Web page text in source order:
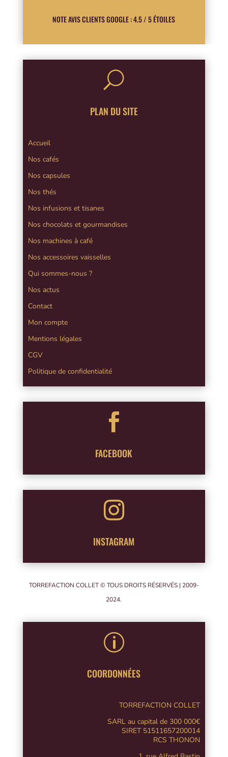
NOTE AVIS CLIENTS GOOGLE : 4.5 / 5 ÉTOILES
U
PLAN DU SITE
Accueil
Nos cafés
Nos capsules
Nos thés
Nos infusions et tisanes
Nos chocolats et gourmandises
Nos machines à café
Nos accessoires vaisselles
Qui sommes-nous ?
Nos actus
Contact
Mon compte
Mentions légales
CGV
Politique de confidentialité

FACEBOOK

INSTAGRAM
TORREFACTION COLLET © TOUS DROITS RÉSERVÉS | 2009-
2024.
p
COORDONNÉES
TORREFACTION COLLET
SARL au capital de 300 000€
SIRET 51511657200014
RCS THONON